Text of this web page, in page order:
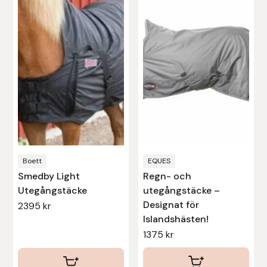
Boett
Smedby Light
Utegångstäcke
2395kr
har
flera
varianter.
De
olika
alternativen
kan
väljas
på
produktsidan
EQUES
Regn- och
utegångstäcke –
Designat för
Islandshästen!
1375 kr
flera
varianter.
De
olika
alternativen
produktsidan
Nammi Godis
Natur & Kultur bokförlag
Nyttorp
Parisol
PAVO
Pharmakas
Pikeur
Professional’s Choice